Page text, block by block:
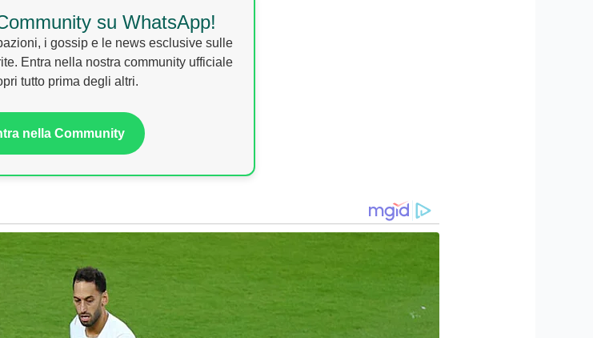
su WhatsApp!
i gossip e le news esclusive sulle
Entra nella nostra community ufficiale
tutto prima degli altri.
nella Community